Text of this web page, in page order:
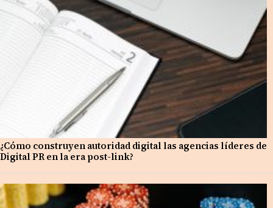
¿Cómo construyen autoridad digital las agencias líderes de
Digital PR en la era post-link?